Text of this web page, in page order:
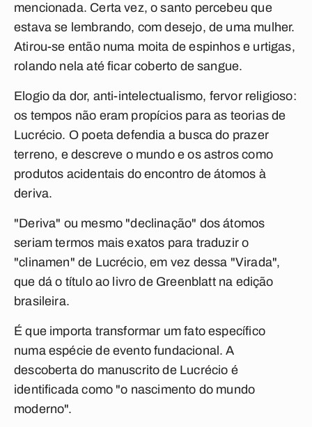
mencionada. Certa vez, o santo percebeu que
estava se lembrando, com desejo, de uma mulher.
Atirou-se então numa moita de espinhos e urtigas,
rolando nela até ficar coberto de sangue.
Elogio da dor, anti-intelectualismo, fervor religioso:
os tempos não eram propícios para as teorias de
Lucrécio. O poeta defendia a busca do prazer
terreno, e descreve o mundo e os astros como
produtos acidentais do encontro de átomos à
deriva.
"Deriva" ou mesmo "declinação" dos átomos
seriam termos mais exatos para traduzir o
"clinamen" de Lucrécio, em vez dessa "Virada",
que dá o título ao livro de Greenblatt na edição
brasileira.
É que importa transformar um fato específico
numa espécie de evento fundacional. A
descoberta do manuscrito de Lucrécio é
identificada como "o nascimento do mundo
moderno".